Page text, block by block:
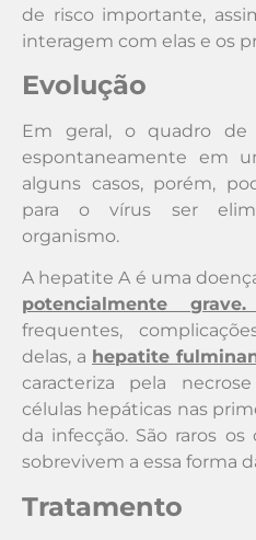
de risco importante,
interagem com elas e os
Evolução
Em geral, o quadro
espontaneamente em
alguns casos, porém,
para o vírus ser
organismo.
A hepatite A é uma
potencialmente
frequentes,
delas, a hepatite
caracteriza pela
células hepáticas nas
da infecção. São raros
sobrevivem a essa forma
Tratamento